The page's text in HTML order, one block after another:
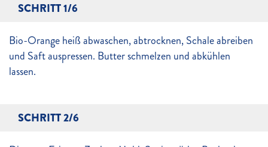
SCHRITT 1/6
Bio-Orange heiß abwaschen, abtrocknen, Schale abreiben
und Saft auspressen. Butter schmelzen und abkühlen
lassen.
SCHRITT 2/6